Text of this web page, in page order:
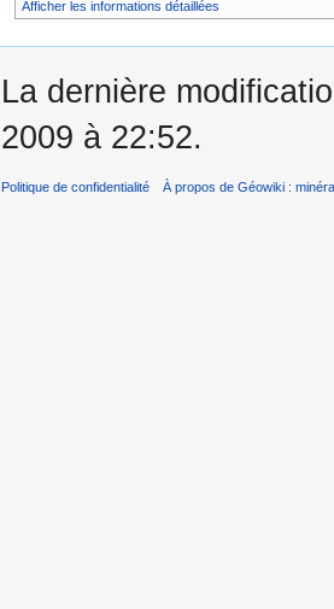
Afficher les informations détaillées
La dernière
2009 à 22:52.
Politique de confidentialité À propos de Géowiki :